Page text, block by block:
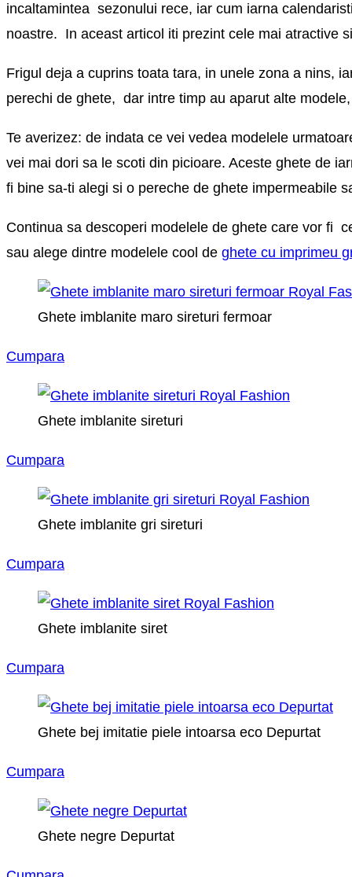
incaltamintea sezonului rece, iar cum iarna
noastre. In aceast articol iti prezint cele mai atractive
Frigul deja a cuprins toata tara, in unele zona a nins,
perechi de ghete, dar intre timp au aparut alte
Te averizez: de indata ce vei vedea modelele
vei mai dori sa le scoti din picioare. Aceste ghete de
fi bine sa-ti alegi si o pereche de ghete impermeabile
Continua sa descoperi modelele de ghete care vor fi
sau alege dintre modelele cool de ghete cu imprimeu
Ghete imblanite maro sireturi fermoar
Cumpara
Ghete imblanite sireturi
Cumpara
Ghete imblanite gri sireturi
Cumpara
Ghete imblanite siret
Cumpara
Ghete bej imitatie piele intoarsa eco Depurtat
Cumpara
Ghete negre Depurtat